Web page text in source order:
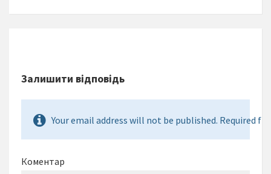
Залишити відповідь
Your email address will not be published. Required
Коментар